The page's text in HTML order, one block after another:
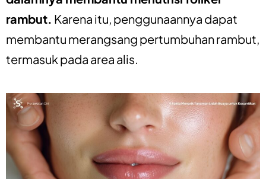
rambut. Karena itu, penggunaannya dapat
membantu merangsang pertumbuhan rambut,
termasuk pada area alis.